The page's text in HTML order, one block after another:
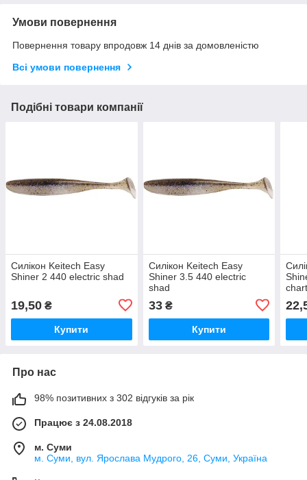
Умови повернення
Повернення товару впродовж 14 днів за домовленістю
Всі умови повернення
Подібні товари компанії
Силікон Keitech Easy
Shiner 2 440 electric shad
19,50 ₴
Купити
Силікон Keitech Easy
Shiner 3.5 440 electric
shad
33₴
Купити
Про нас
98% позитивних з 302 відгуків за рік
Працює з 24.08.2018
м. Суми
м. Суми, вул. Ярослава Мудрого, 26, Суми, Україна